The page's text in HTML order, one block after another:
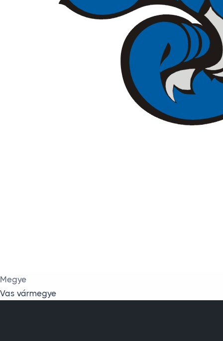
Megye
Vas vármegye